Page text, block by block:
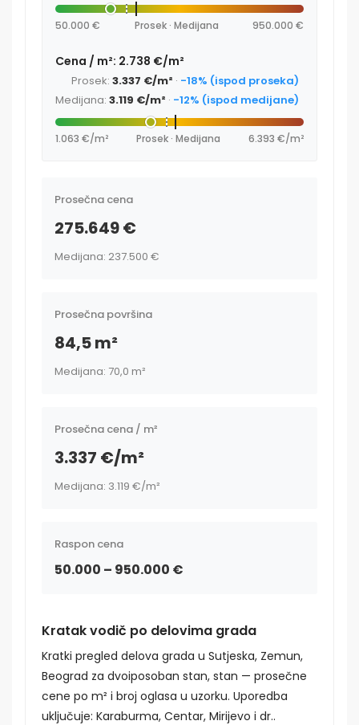
50.000 € Prosek · Medijana 950.000 €
Cena / m²: 2.738 €/m²
Prosek: 3.337 €/m² · -18% (ispod proseka)
Medijana: 3.119 €/m² · -12% (ispod medijane)
1.063 €/m² Prosek · Medijana 6.393 €/m²
Prosečna cena
275.649 €
Medijana: 237.500 €
Prosečna površina
84,5 m²
Medijana: 70,0 m²
Prosečna cena / m²
3.337 €/m²
Medijana: 3.119 €/m²
Raspon cena
50.000 – 950.000 €
Kratak vodič po delovima grada
Kratki pregled delova grada u Sutjeska, Zemun,
Beograd za dvoiposoban stan, stan — prosečne
cene po m² i broj oglasa u uzorku. Uporedba
uključuje: Karaburma, Centar, Mirijevo i dr..